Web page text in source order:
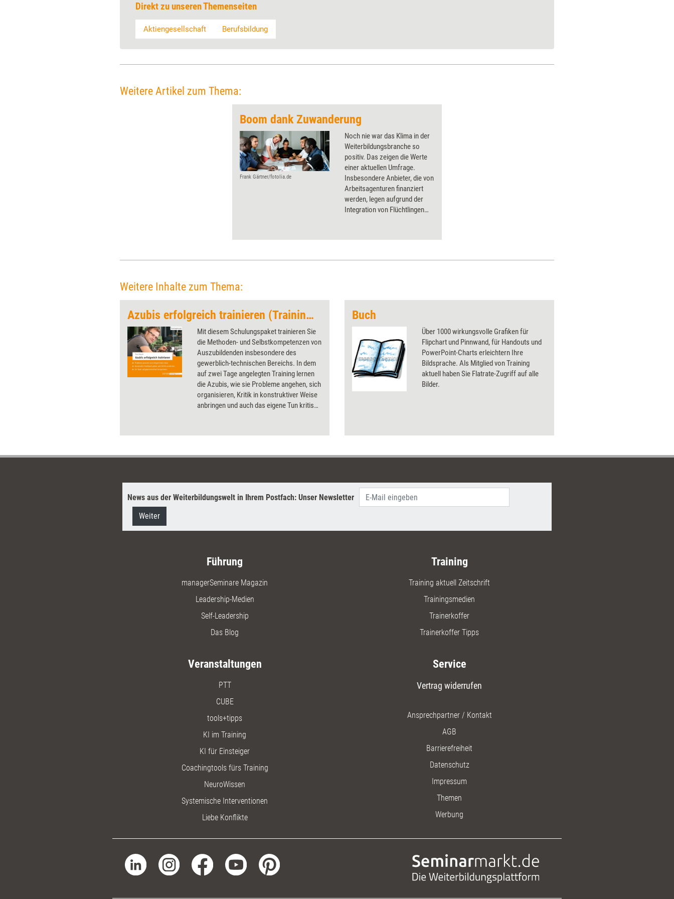
Direkt zu unseren Themenseiten
Aktiengesellschaft Berufsbildung
Weitere Artikel zum Thema:
Boom dank Zuwanderung
Frank Gärtner/fotolia.de
Noch nie war das Klima in der
Weiterbildungsbranche so
positiv. Das zeigen die Werte
einer aktuellen Umfrage.
Insbesondere Anbieter, die von
Arbeitsagenturen finanziert
werden, legen aufgrund der
Integration von Flüchtlingen
Anbietern.
Weitere Inhalte zum Thema:
Azubis erfolgreich trainieren (Trainingskonzept)
Mit diesem Schulungspaket trainieren Sie
die Methoden- und Selbstkompetenzen von
Auszubildenden insbesondere des
gewerblich-technischen Bereichs. In dem
auf zwei Tage angelegten Training lernen
die Azubis, wie sie Probleme angehen, sich
organisieren, Kritik in konstruktiver Weise
anbringen und auch das eigene Tun kritisch
Buch
Über 1000 wirkungsvolle Grafiken für
Flipchart und Pinnwand, für Handouts und
PowerPoint-Charts erleichtern Ihre
Bildsprache. Als Mitglied von Training
aktuell haben Sie Flatrate-Zugriff auf alle
Bilder.
News aus der Weiterbildungswelt in Ihrem Postfach: Unser Newsletter
Weiter
Führung
managerSeminare Magazin
Leadership-Medien
Self-Leadership
Das Blog
Training
Training aktuell Zeitschrift
Trainingsmedien
Trainerkoffer
Trainerkoffer Tipps
Veranstaltungen
PTT
CUBE
tools+tipps
KI im Training
KI für Einsteiger
Coachingtools fürs Training
NeuroWissen
Systemische Interventionen
Liebe Konflikte
Service
Vertrag widerrufen
Ansprechpartner / Kontakt
AGB
Barrierefreiheit
Datenschutz
Impressum
Themen
Werbung